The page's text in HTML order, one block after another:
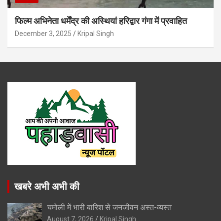
फिल्म अभिनेता धर्मेंद्र की अस्थियां हरिद्वार गंगा में प्रवाहित
December 3, 2025 Kripal Singh
खबरे अभी अभी की
चमोली में भारी बारिश से जनजीवन अस्त-व्यस्त
August 7, 2026 Kripal Singh